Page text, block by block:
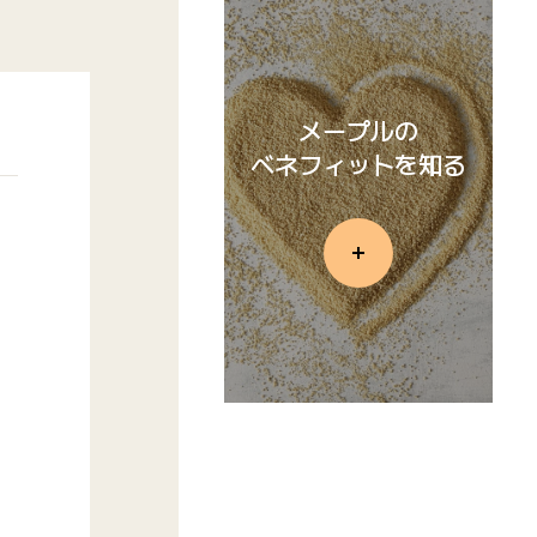
メープルの
ベネフィットを知る